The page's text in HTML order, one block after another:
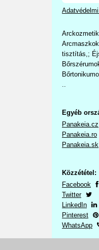
tisztítás,;
..
Egyéb
Panakeia.cz
Panakeia.ro
Panakeia.sk
Közzététel:
Facebook
Twitter
LinkedIn
Pinterest
WhatsApp